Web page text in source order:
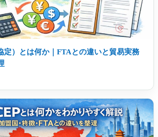
定）とは何か｜FTAとの違いと貿易実務